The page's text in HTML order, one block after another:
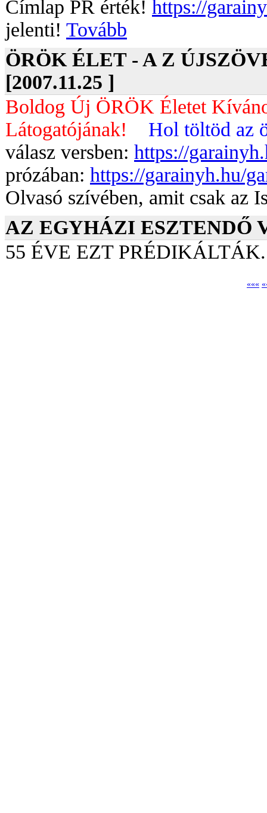
Címlap PR érték! https://
jelenti! Tovább
ÖRÖK ÉLET - A Z
[2007.11.25 ]
Boldog Új ÖRÖK Életet
Látogatójának!
Hol töltöd az
válasz versben: https://
prózában: https://garainyh.hu/
Olvasó szívében, amit csak az
AZ EGYHÁZI ESZTENDŐ
55 ÉVE EZT
«««